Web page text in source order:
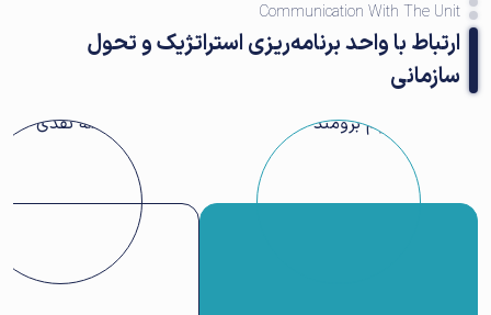
Communication With The Unit
ارتباط با واحد برنامه‌ریزی استراتژیک و تحول
سازمانی